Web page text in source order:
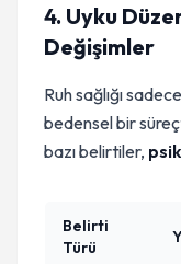
4. Uyku
Değişimler
Ruh sağlığı
bedensel bir
bazı belirtiler,
Belirti
Türü